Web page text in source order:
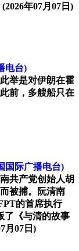
(2026年07月07日)
电台)
举是对伊朗在霍
前，多艘船只在
国际广播电台)
共产党创始人胡
被捕。阮清南
的首席执行
了《与清的故事
月07日)